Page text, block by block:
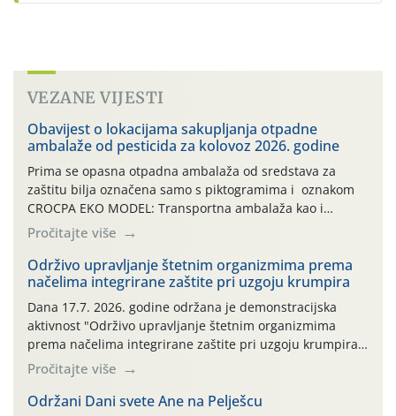
VEZANE VIJESTI
Obavijest o lokacijama sakupljanja otpadne
ambalaže od pesticida za kolovoz 2026. godine
Prima se opasna otpadna ambalaža od sredstava za
zaštitu bilja označena samo s piktogramima i oznakom
CROCPA EKO MODEL: Transportna ambalaža kao i
ambalaža drugih proizvoda koji nisu sredstva za zaštitu
bilja (npr. ambalaža od mineralnih gnojiva,) se ne
prihvaća. Korisnicima je osiguran besplatni povrat
prazne ambalaže isključivo ovih tvrtki: AGROCHEM-MAKS,
AGRONOM, ALBAUGH TKI* (PINUS […]
Pročitajte više
Održivo upravljanje štetnim organizmima prema
načelima integrirane zaštite pri uzgoju krumpira
Dana 17.7. 2026. godine održana je demonstracijska
aktivnost "Održivo upravljanje štetnim organizmima
prema načelima integrirane zaštite pri uzgoju krumpira"
na pokusnom polju "Poredje", kraj naselja Belica (ARKOD
parcela ID 2445031) (središnji dio Međimurske županije).
Pročitajte više
Održani Dani svete Ane na Pelješcu